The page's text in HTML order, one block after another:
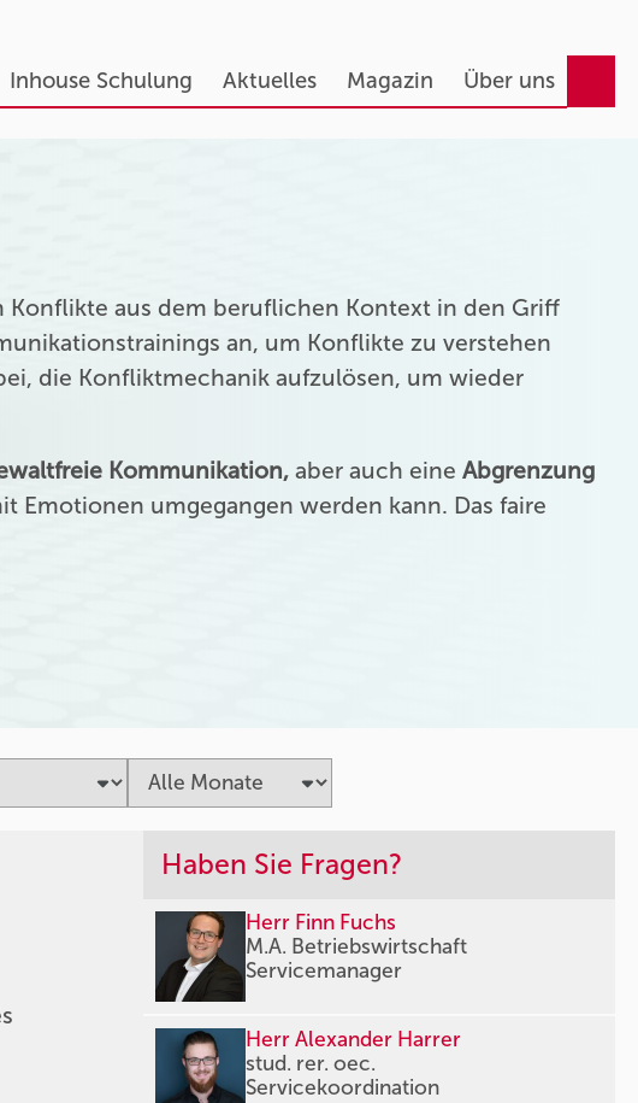
Inhouse Schulung Aktuelles Magazin Über uns
Konflikte aus dem beruflichen Kontext in den Griff
an, um Konflikte zu verstehen
die Konfliktmechanik aufzulösen, um wieder
Kommunikation, aber auch eineAbgrenzung
Emotionen umgegangen werden kann. Das faire
Haben Sie Fragen?
Herr Finn Fuchs
M.A. Betriebswirtschaft
Servicemanager
Herr Alexander Harrer
stud. rer. oec.
Servicekoordination